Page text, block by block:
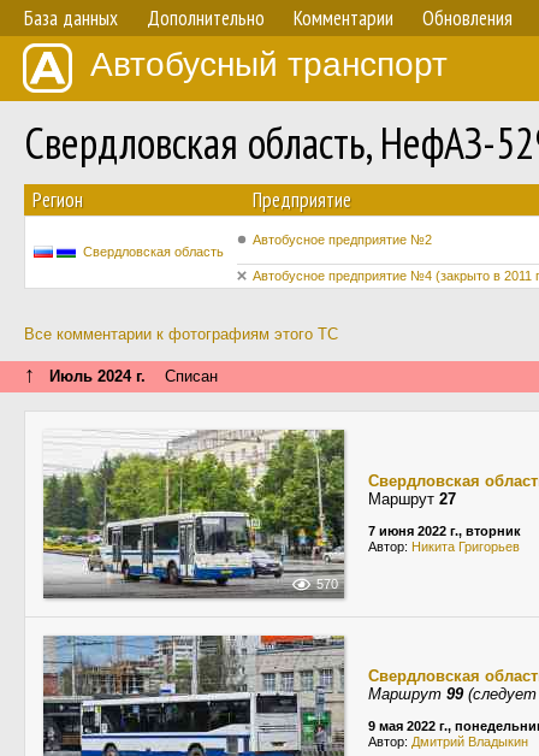
База данных Дополнительно Комментарии Обновления
Автобусный транспорт
Свердловская область, НефАЗ-
Регион Предприятие
Свердловская область
Автобусное предприятие №2
Автобусное предприятие №4 (закрыто в 2011
Все комментарии к фотографиям этого ТС
↑ Июль 2024 г. Списан
570
Свердловская
Маршрут 27
7 июня 2022 г., вторник
Автор: Никита Григорьев
Свердловская
Маршрут 99
9 мая 2022 г.,
Автор: Дмитрий Владыкин